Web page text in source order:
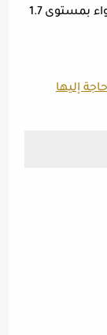
كما سيعمل أيضًا على إزالة الرطوبة من الهواء بمستوى 1.7